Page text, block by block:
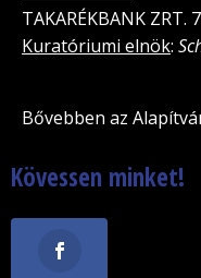
TAKARÉKBANK ZRT.
Kuratóriumi elnök:
Bővebben az
Kövessen minket!